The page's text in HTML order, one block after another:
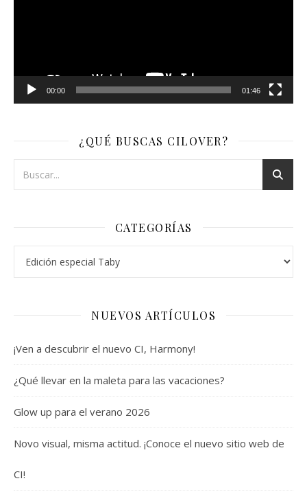
00:00 01:46
¿QUÉ BUSCAS CILOVER?
CATEGORÍAS
NUEVOS ARTÍCULOS
¡Ven a descubrir el nuevo CI, Harmony!
¿Qué llevar en la maleta para las vacaciones?
Glow up para el verano 2026
Novo visual, misma actitud. ¡Conoce el nuevo sitio web de
CI!